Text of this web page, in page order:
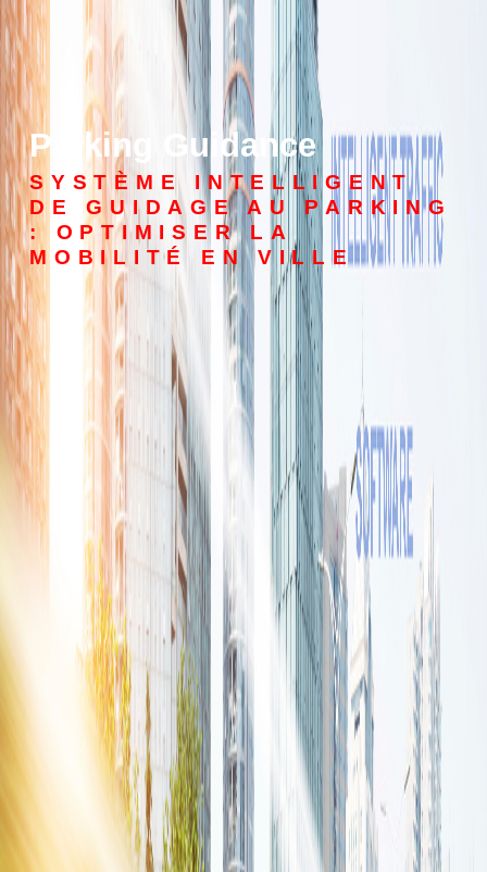
Parking Guidance
SYSTÈME INTELLIGENT
DE GUIDAGE AU PARKING
: OPTIMISER LA
MOBILITÉ EN VILLE